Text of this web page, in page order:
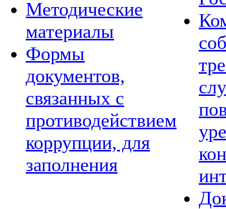
Методические
материалы
Формы
документов,
связанных с
противодействием
коррупции, для
заполнения